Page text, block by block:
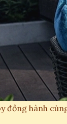
đồng hành